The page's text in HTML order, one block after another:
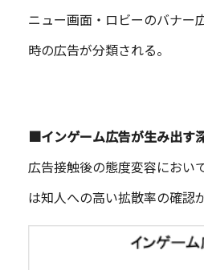
ニュー画面・ロビーのバナー
時の広告が分類される。
■インゲーム広告が生み出す
広告接触後の態度変容におい
は知人への高い拡散率の確認